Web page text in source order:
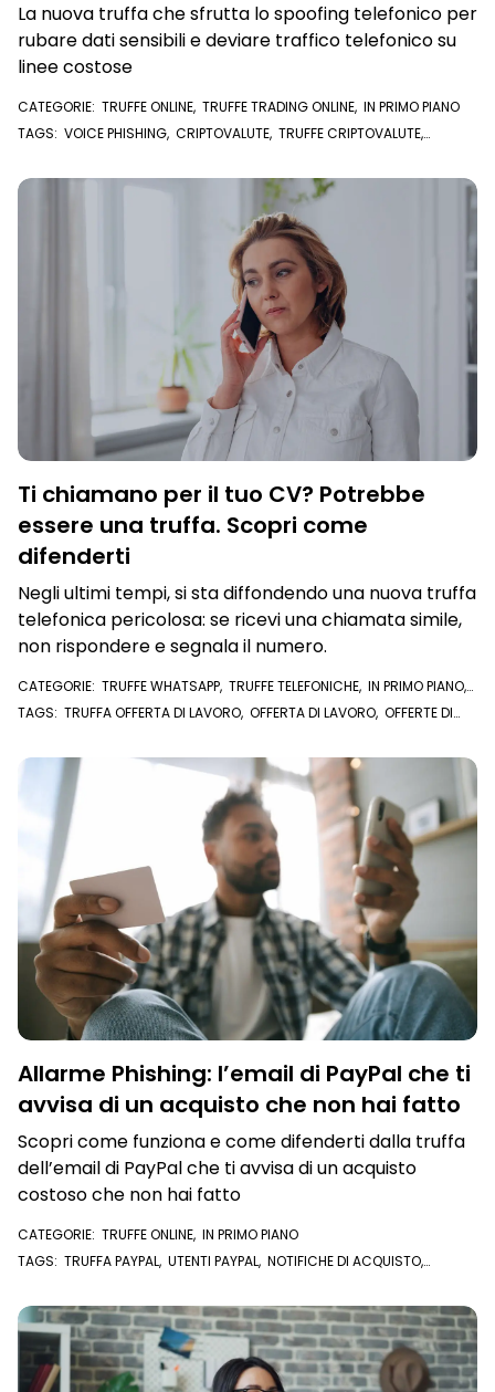
La nuova truffa che sfrutta lo spoofing telefonico per
rubare dati sensibili e deviare traffico telefonico su
linee costose
CATEGORIE: TRUFFE ONLINE, TRUFFE TRADING ONLINE, IN PRIMO PIANO
TAGS: VOICE PHISHING, CRIPTOVALUTE, TRUFFE CRIPTOVALUTE,
Ti chiamano per il tuo CV? Potrebbe
essere una truffa. Scopri come
difenderti
Negli ultimi tempi, si sta diffondendo una nuova truffa
telefonica pericolosa: se ricevi una chiamata simile,
non rispondere e segnala il numero.
CATEGORIE: TRUFFE WHATSAPP, TRUFFE TELEFONICHE, IN PRIMO PIANO,
STRUMENTI ANTI TRUFFA
TAGS: TRUFFA OFFERTA DI LAVORO, OFFERTA DI LAVORO, OFFERTE DI
Allarme Phishing: l’email di PayPal che ti
avvisa di un acquisto che non hai fatto
Scopri come funziona e come difenderti dalla truffa
dell’email di PayPal che ti avvisa di un acquisto
costoso che non hai fatto
CATEGORIE: TRUFFE ONLINE, IN PRIMO PIANO
TAGS: TRUFFA PAYPAL, UTENTI PAYPAL, NOTIFICHE DI ACQUISTO,